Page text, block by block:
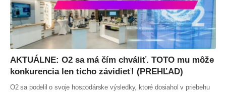
AKTUÁLNE: O2 sa má čím chváliť. TOTO mu môže
konkurencia len ticho závidieť! (PREHĽAD)
O2 sa podelil o svoje hospodárske výsledky, ktoré dosiahol v priebehu